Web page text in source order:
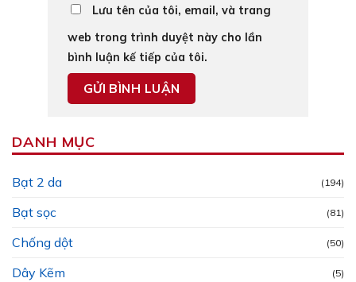
Lưu tên của tôi, email, và trang
web trong trình duyệt này cho lần
bình luận kế tiếp của tôi.
DANH MỤC
Bạt 2 da (194)
Bạt sọc (81)
Chống dột (50)
Dây Kẽm (5)